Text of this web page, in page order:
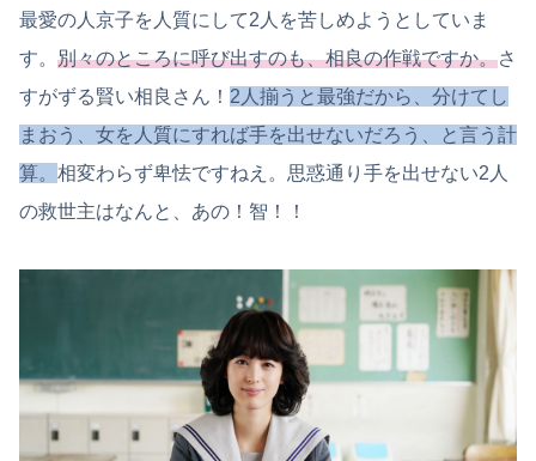
最愛の人京子を人質にして2人を苦しめようとしていま
す。 別々のところに呼び出すのも、相良の作戦ですか。さ
すがずる賢い相良さん！ 2人揃うと最強だから、分けてし
まおう、女を人質にすれば手を出せないだろう、と言う計
算。 相変わらず卑怯ですねえ。思惑通り手を出せない2人
の救世主はなんと、あの！智！！